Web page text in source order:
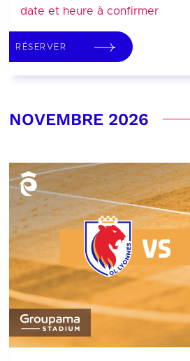
date et heure à confirmer
RÉSERVER
NOVEMBRE 2026